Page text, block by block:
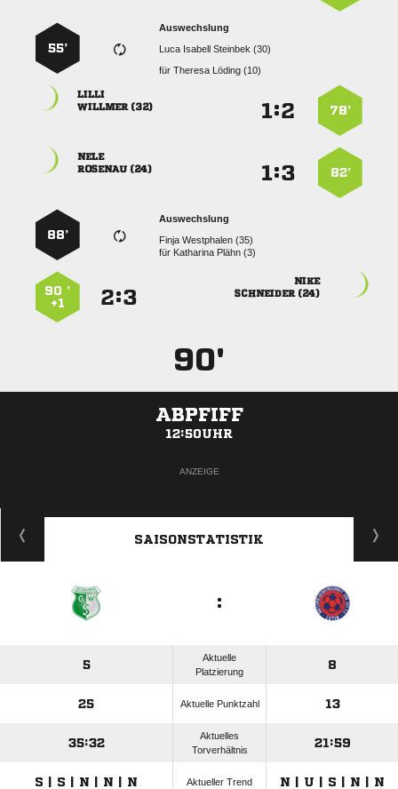
Auswechslung
   
für  
55’
78’
:

 
82’
:

 
Auswechslung
  
für   
88’

 
:
90 ’
+1
90'
ABPFIFF
12:50UHR
ANZEIGE
SAISONSTATISTIK
:
5
Aktuelle
Platzierung
8
25 Aktuelle Punktzahl 13
35:32
Aktuelles
Torverhältnis
21:59
S | S | N | N | N Aktueller Trend N | U | S | N | N